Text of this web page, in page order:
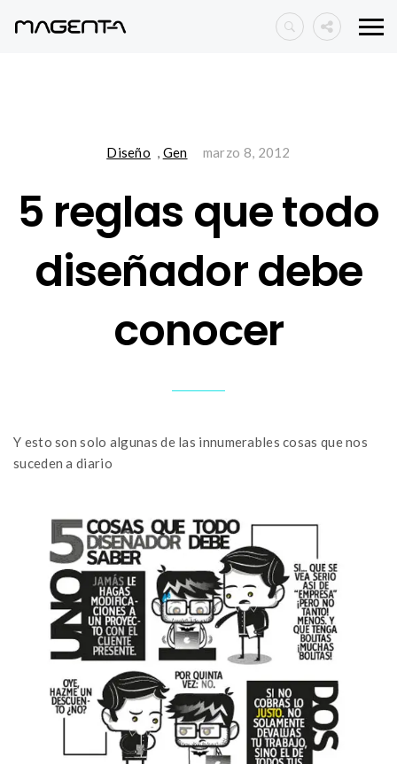
Diseño , Gen marzo 8, 2012
5 reglas que todo
diseñador debe
conocer
Y esto son solo algunas de las innumerables cosas que nos
suceden a diario